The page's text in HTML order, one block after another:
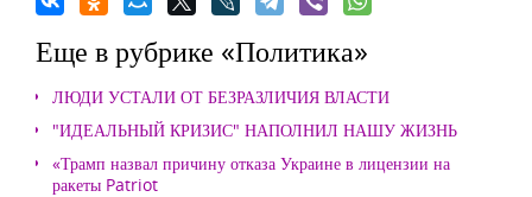
Еще в рубрике «Политика»
ЛЮДИ УСТАЛИ ОТ БЕЗРАЗЛИЧИЯ ВЛАСТИ
"ИДЕАЛЬНЫЙ КРИЗИС" НАПОЛНИЛ НАШУ ЖИЗНЬ
«Трамп назвал причину отказа Украине в лицензии на
ракеты Patriot